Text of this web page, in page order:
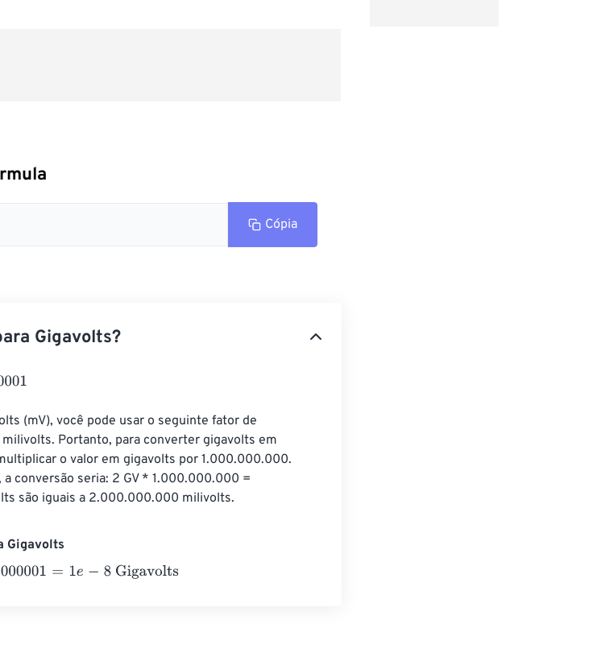
Cópia
Gigavolts?
(mV), você pode usar o seguinte fator de
Portanto, para converter gigavolts em
o valor em gigavolts por 1.000.000.000.
conversão seria: 2 GV * 1.000.000.000 =
são iguais a 2.000.000.000 milivolts.
Gigavolts
1e-8 Gigavolts